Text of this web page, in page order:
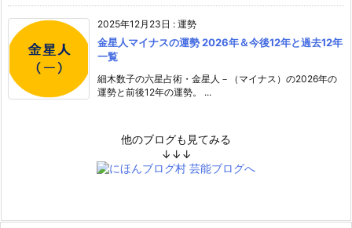
2025年12月23日 : 運勢
金星人マイナスの運勢 2026年＆今後12年と過去12年
一覧
細木数子の六星占術・金星人－（マイナス）の2026年の
運勢と前後12年の運勢。 ...
他のブログも見てみる
↓↓↓